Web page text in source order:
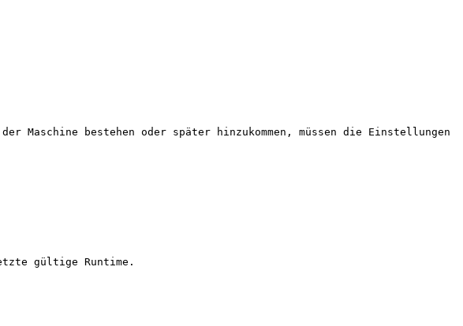
bestehen oder später hinzukommen, müssen die Einstellungen
gültige Runtime.